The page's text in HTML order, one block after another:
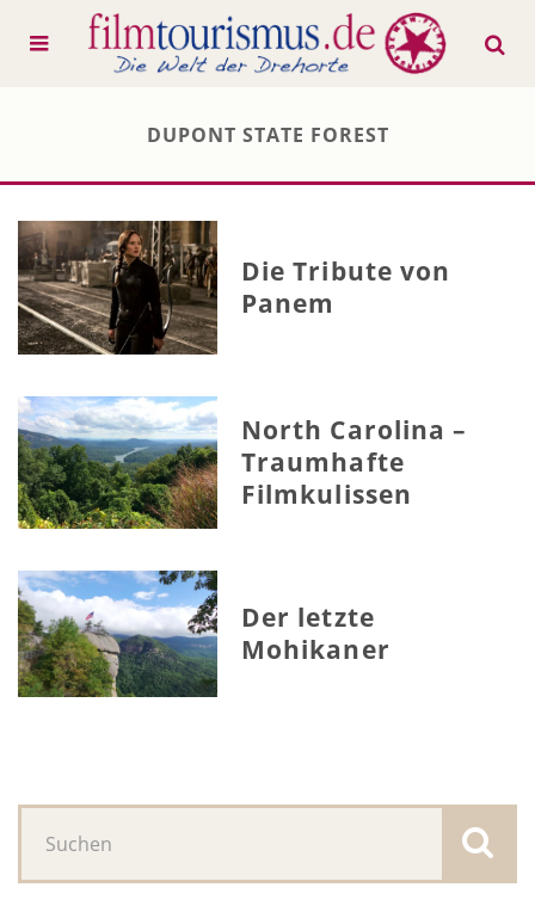
DUPONT STATE FOREST
Die Tribute von
Panem
North Carolina –
Traumhafte
Filmkulissen
Der letzte
Mohikaner